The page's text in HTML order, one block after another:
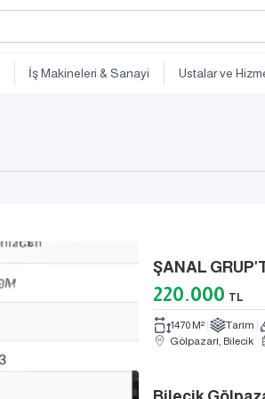
İş Makineleri & Sanayi Ustalar ve
ŞANAL
220.000 TL
1470 M² Tarım
Gölpazarı, Bilecik